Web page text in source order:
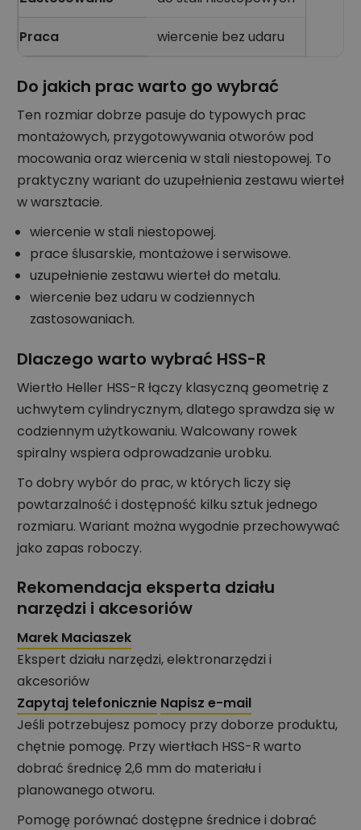
Praca wiercenie bez udaru
Do jakich prac warto go wybrać
Ten rozmiar dobrze pasuje do typowych prac
montażowych, przygotowywania otworów pod
mocowania oraz wiercenia w stali niestopowej. To
praktyczny wariant do uzupełnienia zestawu wierteł
w warsztacie.
wiercenie w stali niestopowej.
prace ślusarskie, montażowe i serwisowe.
uzupełnienie zestawu wierteł do metalu.
wiercenie bez udaru w codziennych
zastosowaniach.
Dlaczego warto wybrać HSS-R
Wiertło Heller HSS-R łączy klasyczną geometrię z
uchwytem cylindrycznym, dlatego sprawdza się w
codziennym użytkowaniu. Walcowany rowek
spiralny wspiera odprowadzanie urobku.
To dobry wybór do prac, w których liczy się
powtarzalność i dostępność kilku sztuk jednego
rozmiaru. Wariant można wygodnie przechowywać
jako zapas roboczy.
Rekomendacja eksperta działu
narzędzi i akcesoriów
Marek Maciaszek
Ekspert działu narzędzi, elektronarzędzi i
akcesoriów
Zapytaj telefonicznie Napisz e-mail
Jeśli potrzebujesz pomocy przy doborze produktu,
chętnie pomogę. Przy wiertłach HSS-R warto
dobrać średnicę 2,6 mm do materiału i
planowanego otworu.
Pomogę porównać dostępne średnice i dobrać